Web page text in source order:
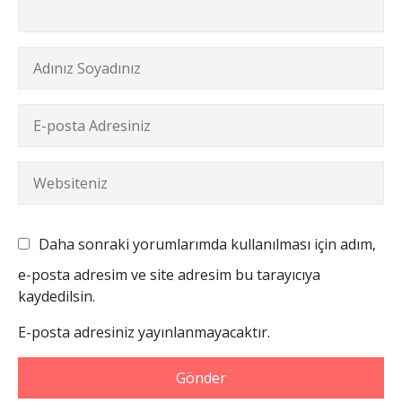
Daha sonraki yorumlarımda kullanılması için adım,
e-posta adresim ve site adresim bu tarayıcıya
kaydedilsin.
E-posta adresiniz yayınlanmayacaktır.